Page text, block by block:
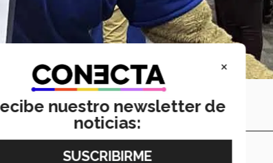
×
nuestro newsletter de
noticias: